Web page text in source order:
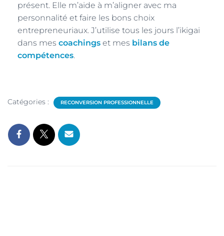
présent. Elle m’aide à m’aligner avec ma
personnalité et faire les bons choix
entrepreneuriaux. J’utilise tous les jours l’ikigai
dans mes coachings et mes bilans de
compétences.
Catégories : RECONVERSION PROFESSIONNELLE